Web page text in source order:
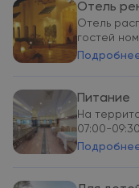
Отель
Отель
гостей
Питание
На
07:00-